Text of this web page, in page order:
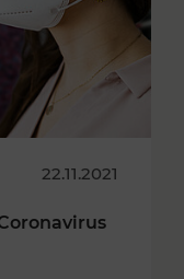
22.11.2021